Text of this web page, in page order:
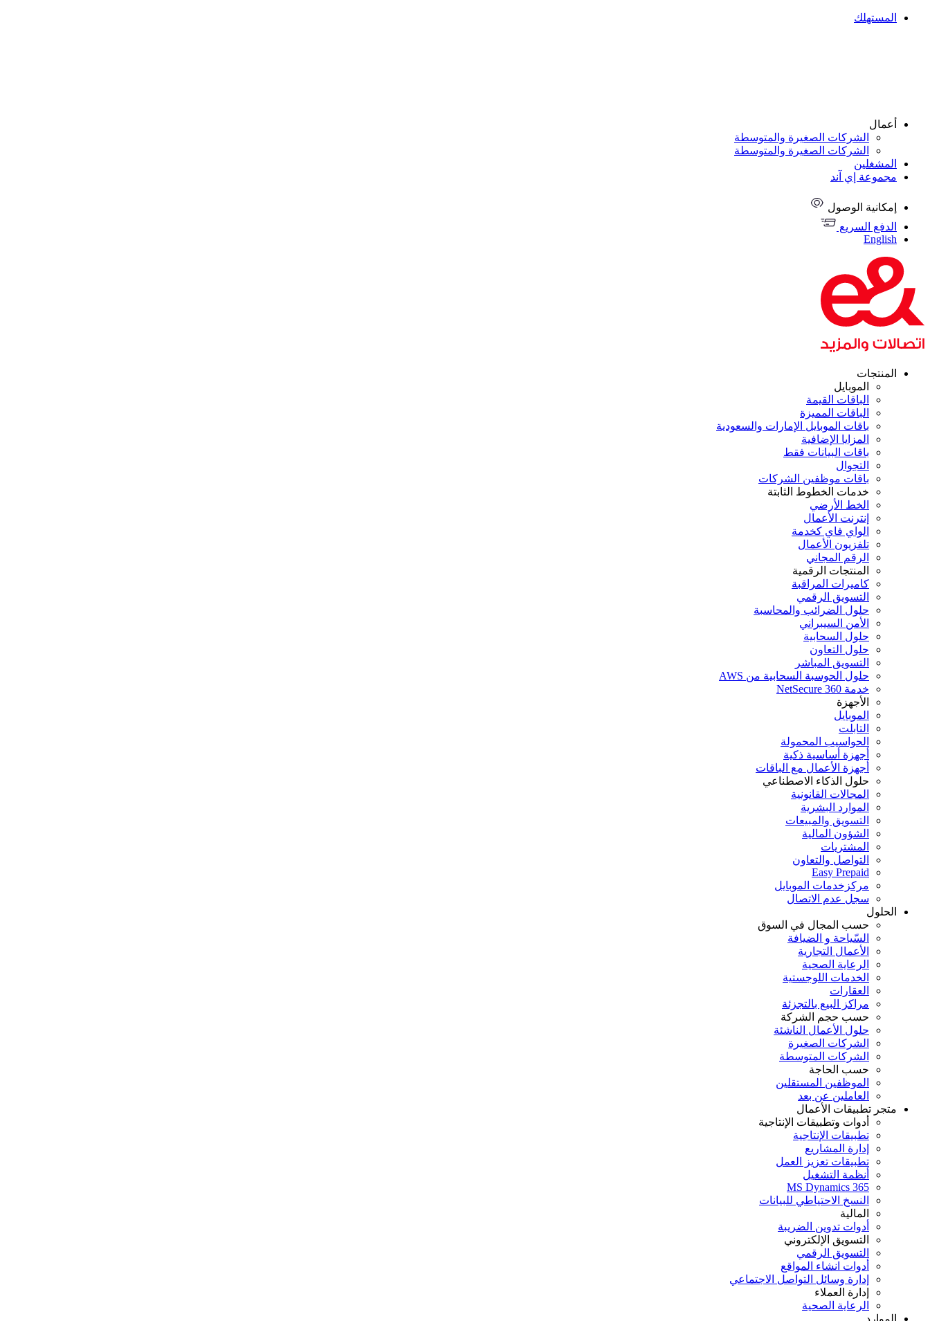
المستهلك
أعمال
الشركات الصغيرة والمتوسطة
الشركات الصغيرة والمتوسطة
المشغلين
مجموعة إي آند
إمكانية الوصول
الدفع السريع
English
المنتجات
الموبايل
الباقات القيمة
الباقات المميزة
باقات الموبايل الإمارات والسعودية
المزايا الإضافية
باقات البيانات فقط
التجوال
باقات موظفين الشركات
خدمات الخطوط الثابتة
الخط الأرضي
إنترنت الأعمال
الواي فاي كخدمة
تلفزيون الأعمال
الرقم المجاني
المنتجات الرقمية
كاميرات المراقبة
التسويق الرقمي
حلول الضرائب والمحاسبة
الأمن السيبراني
حلول السحابية
حلول التعاون
التسويق المباشر
حلول الحوسبة السحابية من AWS
خدمة NetSecure 360
الأجهزة
الموبايل
التابلت
الحواسيب المحمولة
أجهزة أساسية ذكية
أجهزة الأعمال مع الباقات
حلول الذكاء الاصطناعي
المجالات القانونية
الموارد البشرية
التسويق والمبيعات
الشؤون المالية
المشتريات
التواصل والتعاون
Easy Prepaid
مركزخدمات الموبايل
سجل عدم الاتصال
الحلول
حسب المجال في السوق
السّياحة و الضيافة
الأعمال التجارية
الرعاية الصحية
الخدمات اللوجستية
العقارات
مراكز البيع بالتجزئة
حسب حجم الشركة
حلول الأعمال الناشئة
الشركات الصغيرة
الشركات المتوسطة
حسب الحاجة
الموظفين المستقلين
العاملين عن بعد
متجر تطبيقات الأعمال
أدوات وتطبيقات الإنتاجية
تطبيقات الإنتاجية
إدارة المشاريع
تطبيقات تعزيز العمل
أنظمة التشغيل
MS Dynamics 365
النسخ الاحتياطي للبيانات
المالية
أدوات تدوين الضريبة
التسويق الإلكتروني
التسويق الرقمي
أدوات انشاء المواقع
إدارة وسائل التواصل الاجتماعي
إدارة العملاء
الرعاية الصحية